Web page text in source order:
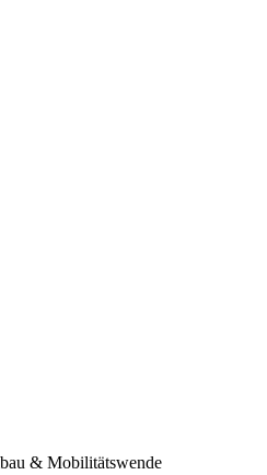
& Mobilitätswende